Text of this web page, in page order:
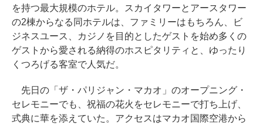
を持つ最大規模のホテル。スカイタワーとアースタワー
の2棟からなる同ホテルは、ファミリーはもちろん、ビ
ジネスユース、カジノを目的としたゲストを始め多くの
ゲストから愛される納得のホスピタリティと、ゆったり
くつろげる客室で人気だ。
先日の「ザ・パリジャン・マカオ」のオープニング・
セレモニーでも、祝福の花火をセレモニーで打ち上げ、
式典に華を添えていた。アクセスはマカオ国際空港から